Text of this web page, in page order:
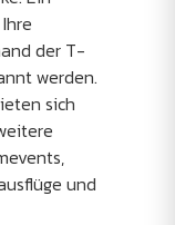
der T-
werden.
sich
und